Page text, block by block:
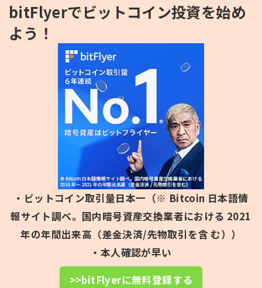
bitFlyerでビットコイン投資を始め
よう！
・ビットコイン取引量日本一（※ Bitcoin 日本語情
報サイト調べ。国内暗号資産交換業者における 2021
年の年間出来高（差金決済/先物取引を含 む））
・本人確認が早い
>>bitFlyerに無料登録する